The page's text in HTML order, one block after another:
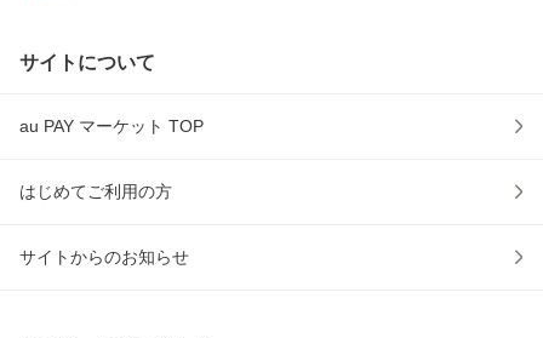
サイトについて
au PAY マーケット TOP
はじめてご利用の方
サイトからのお知らせ